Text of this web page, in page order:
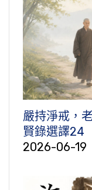
嚴持淨戒，
賢錄選譯24
2026-06-19